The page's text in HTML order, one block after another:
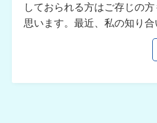
しておられる方はご存じの
思います。最近、私の知り